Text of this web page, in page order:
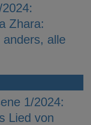
Zhara:
alle
1/2024:
Lied von